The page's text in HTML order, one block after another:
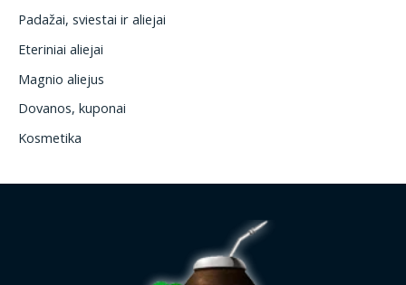
Padažai, sviestai ir aliejai
Eteriniai aliejai
Magnio aliejus
Dovanos, kuponai
Kosmetika